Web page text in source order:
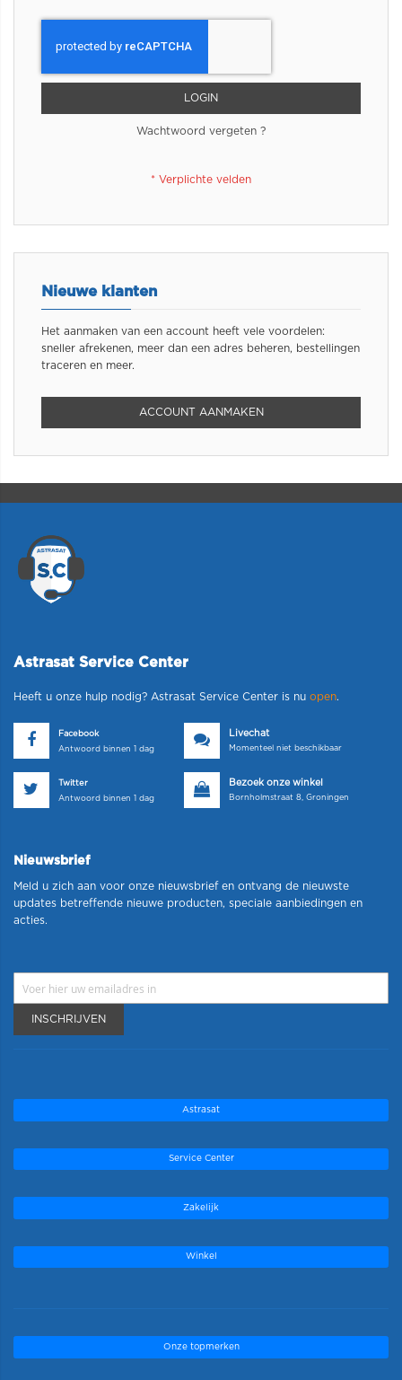
LOGIN
Wachtwoord vergeten ?
Nieuwe klanten
Het aanmaken van een account heeft vele voordelen:
sneller afrekenen, meer dan een adres beheren, bestellingen
traceren en meer.
ACCOUNT AANMAKEN
Astrasat Service Center
Heeft u onze hulp nodig? Astrasat Service Center is nu open.
Facebook
Antwoord binnen 1 dag
Livechat
Momenteel niet beschikbaar
Twitter
Antwoord binnen 1 dag
Bezoek onze winkel
Bornholmstraat 8, Groningen
Nieuwsbrief
Meld u zich aan voor onze nieuwsbrief en ontvang de nieuwste
updates betreffende nieuwe producten, speciale aanbiedingen en
acties.
INSCHRIJVEN
Astrasat
Service Center
Zakelijk
Winkel
Onze topmerken